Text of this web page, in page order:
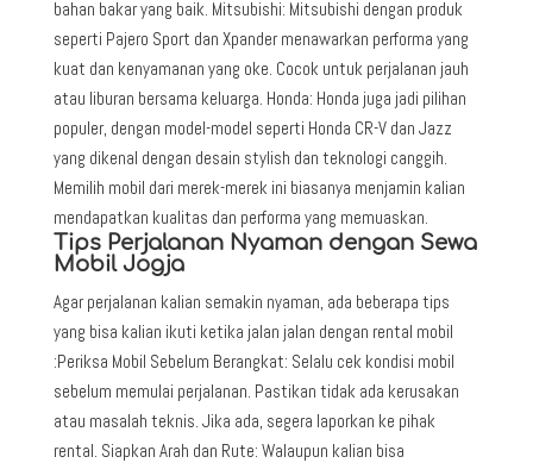
bahan bakar yang baik. Mitsubishi: Mitsubishi dengan produk
seperti Pajero Sport dan Xpander menawarkan performa yang
kuat dan kenyamanan yang oke. Cocok untuk perjalanan jauh
atau liburan bersama keluarga. Honda: Honda juga jadi pilihan
populer, dengan model-model seperti Honda CR-V dan Jazz
yang dikenal dengan desain stylish dan teknologi canggih.
Memilih mobil dari merek-merek ini biasanya menjamin kalian
mendapatkan kualitas dan performa yang memuaskan.
Tips Perjalanan Nyaman dengan Sewa
Mobil Jogja
Agar perjalanan kalian semakin nyaman, ada beberapa tips
yang bisa kalian ikuti ketika jalan jalan dengan rental mobil
:Periksa Mobil Sebelum Berangkat: Selalu cek kondisi mobil
sebelum memulai perjalanan. Pastikan tidak ada kerusakan
atau masalah teknis. Jika ada, segera laporkan ke pihak
rental. Siapkan Arah dan Rute: Walaupun kalian bisa